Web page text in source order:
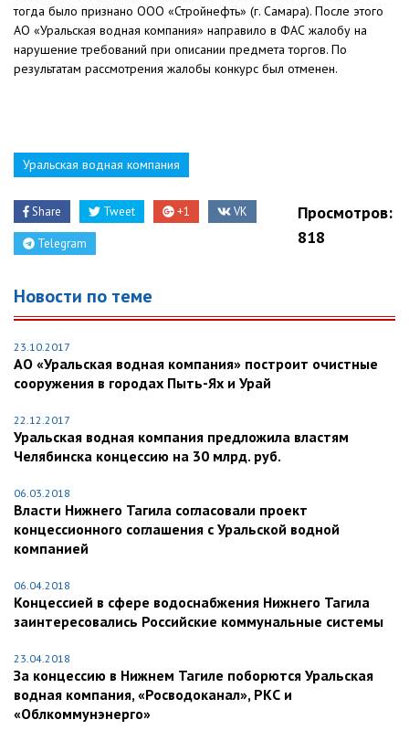
тогда было признано ООО «Стройнефть» (г. Самара). После этого
АО «Уральская водная компания» направило в ФАС жалобу на
нарушение требований при описании предмета торгов. По
результатам рассмотрения жалобы конкурс был отменен.
Уральская водная компания
Share Tweet +1 VK
Telegram
Просмотров:
818
Новости по теме
23.10.2017
АО «Уральская водная компания» построит очистные
сооружения в городах Пыть-Ях и Урай
22.12.2017
Уральская водная компания предложила властям
Челябинска концессию на 30 млрд. руб.
06.03.2018
Власти Нижнего Тагила согласовали проект
концессионного соглашения с Уральской водной
компанией
06.04.2018
Концессией в сфере водоснабжения Нижнего Тагила
заинтересовались Российские коммунальные системы
23.04.2018
За концессию в Нижнем Тагиле поборются Уральская
водная компания, «Росводоканал», РКС и
«Облкоммунэнерго»